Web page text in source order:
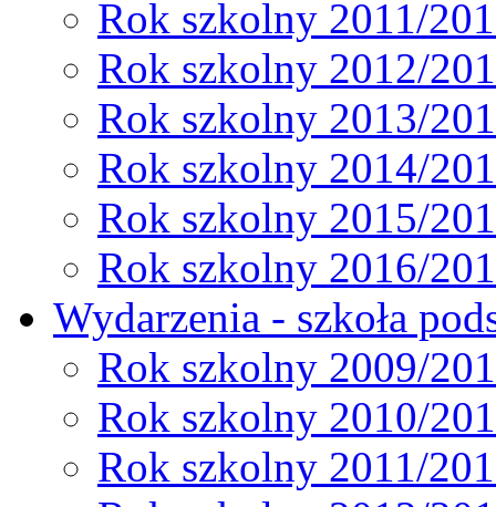
Rok szkolny 2011/
Rok szkolny 2012/
Rok szkolny 2013/
Rok szkolny 2014/
Rok szkolny 2015/
Rok szkolny 2016/
Wydarzenia - szkoła
Rok szkolny 2009/
Rok szkolny 2010/
Rok szkolny 2011/